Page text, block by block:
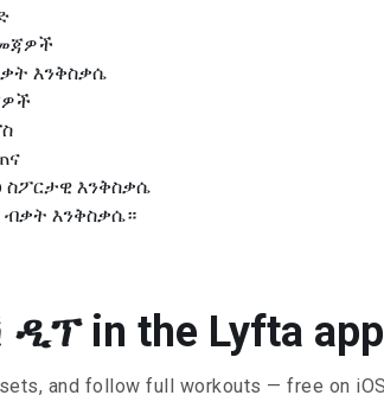
እንቅስቃሴ
ስፖርታዊ እንቅስቃሴ
ብቃት እንቅስቃሴ።
in the Lyfta app
and follow full workouts — free on